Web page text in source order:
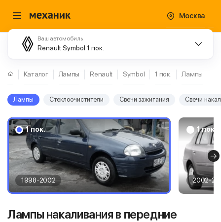
Москва
Ваш автомобиль
Renault Symbol 1 пок.
Каталог Лампы Renault Symbol 1 пок. Лампы
Лампы Стеклоочистители Свечи зажигания Свечи
1 пок.
1998-2002
1 пок.
2002-
Лампы накаливания в передние